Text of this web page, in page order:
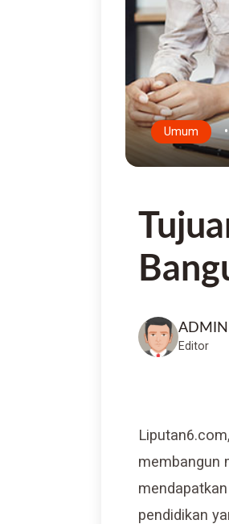
Umum •
Editor
membangun
pendidikan